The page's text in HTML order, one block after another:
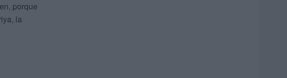
porque
la